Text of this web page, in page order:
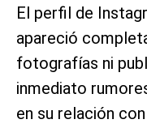
El perfil de
apareció
fotografías ni
inmediato
en su relación